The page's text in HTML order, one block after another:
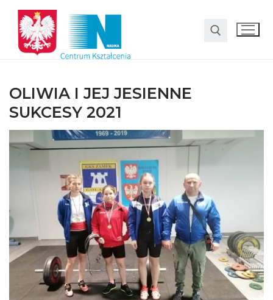
LO SMS Talent
Strefa rodzica
Strefa ucznia
OLIWIA I JEJ JESIENNE
SUKCESY 2021